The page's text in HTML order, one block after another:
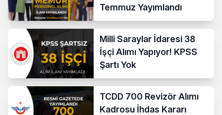
Temmuz Yayımlandı
Milli Saraylar İdaresi 38
İşçi Alımı Yapıyor! KPSS
Şartı Yok
TCDD 700 Revizör Alımı
Kadrosu İhdas Kararı